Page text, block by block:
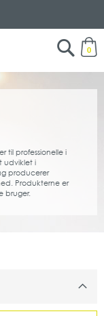
0
Search
til professionelle i
udviklet i
producerer
Produkterne er
bruger.